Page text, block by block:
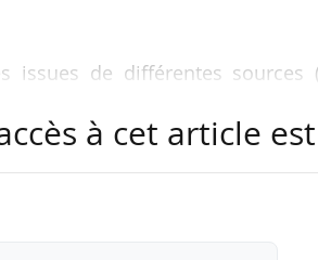
issues de différentes sources
l’Atlas du logement est de
à cet article